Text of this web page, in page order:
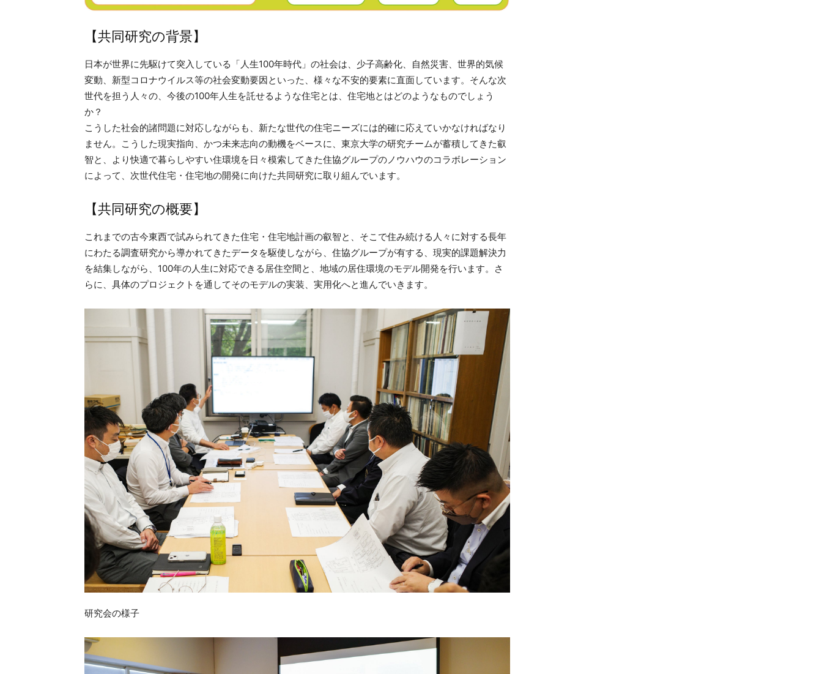
【共同研究の背景】
日本が世界に先駆けて突入している「人生100年時代」の社会は、少子高齢化、自然災害、世界的気候
変動、新型コロナウイルス等の社会変動要因といった、様々な不安的要素に直面しています。そんな次
世代を担う人々の、今後の100年人生を託せるような住宅とは、住宅地とはどのようなものでしょう
か？
こうした社会的諸問題に対応しながらも、新たな世代の住宅ニーズには的確に応えていかなければなり
ません。こうした現実指向、かつ未来志向の動機をベースに、東京大学の研究チームが蓄積してきた叡
智と、より快適で暮らしやすい住環境を日々模索してきた住協グループのノウハウのコラボレーション
によって、次世代住宅・住宅地の開発に向けた共同研究に取り組んでいます。
【共同研究の概要】
これまでの古今東西で試みられてきた住宅・住宅地計画の叡智と、そこで住み続ける人々に対する長年
にわたる調査研究から導かれてきたデータを駆使しながら、住協グループが有する、現実的課題解決力
を結集しながら、100年の人生に対応できる居住空間と、地域の居住環境のモデル開発を行います。さ
らに、具体のプロジェクトを通してそのモデルの実装、実用化へと進んでいきます。
研究会の様子